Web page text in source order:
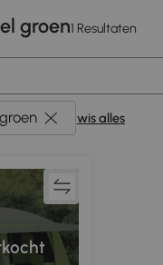
groen1 Resultaten
wis alles